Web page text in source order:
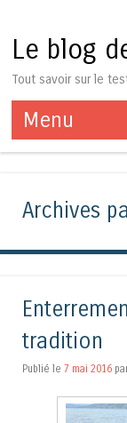
Le blog
Tout savoir sur le
Menu
Aller au contenu
Archives
tradition
Publié le 7 mai 2016